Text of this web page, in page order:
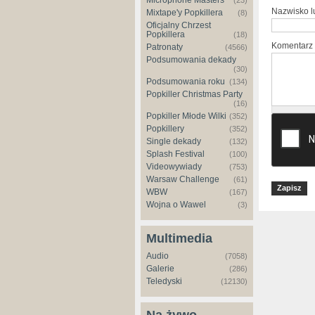
Mixtape'y Popkillera (8)
Oficjalny Chrzest
Popkillera
(18)
Patronaty (4566)
Podsumowania dekady
(30)
Podsumowania roku (134)
Popkiller Christmas Party
(16)
Popkiller Młode Wilki (352)
Popkillery (352)
Single dekady (132)
Splash Festival (100)
Videowywiady (753)
Warsaw Challenge (61)
WBW (167)
Wojna o Wawel (3)
Multimedia
Audio (7058)
Galerie (286)
Teledyski (12130)
Nazwisko
Komentarz